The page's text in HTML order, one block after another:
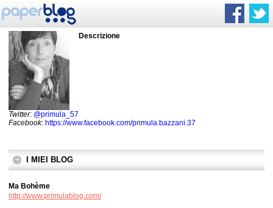
Descrizione
Twitter: @primula_57
Facebook: https://www.facebook.com/primula.bazzani.37
I MIEI BLOG
Ma Bohème
http://www.primulablog.com/